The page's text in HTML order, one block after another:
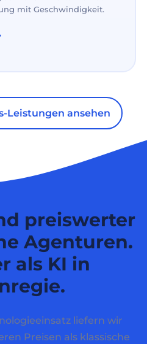
mit Geschwindigkeit.
Leistungen ansehen
preiswerter
Agenturen.
als KI in
liefern wir
Preisen als klassische